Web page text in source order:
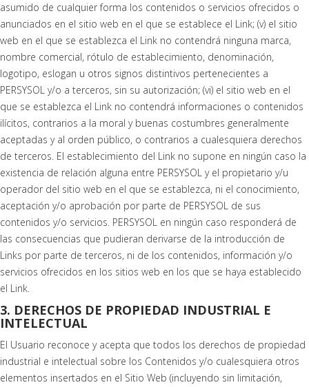
asumido de cualquier forma los contenidos o servicios ofrecidos o
anunciados en el sitio web en el que se establece el Link; (v) el sitio
web en el que se establezca el Link no contendrá ninguna marca,
nombre comercial, rótulo de establecimiento, denominación,
logotipo, eslogan u otros signos distintivos pertenecientes a
PERSYSOL y/o a terceros, sin su autorización; (vi) el sitio web en el
que se establezca el Link no contendrá informaciones o contenidos
ilícitos, contrarios a la moral y buenas costumbres generalmente
aceptadas y al orden público, o contrarios a cualesquiera derechos
de terceros. El establecimiento del Link no supone en ningún caso la
existencia de relación alguna entre PERSYSOL y el propietario y/u
operador del sitio web en el que se establezca, ni el conocimiento,
aceptación y/o aprobación por parte de PERSYSOL de sus
contenidos y/o servicios. PERSYSOL en ningún caso responderá de
las consecuencias que pudieran derivarse de la introducción de
Links por parte de terceros, ni de los contenidos, información y/o
servicios ofrecidos en los sitios web en los que se haya establecido
el Link.
3. DERECHOS DE PROPIEDAD INDUSTRIAL E
INTELECTUAL
El Usuario reconoce y acepta que todos los derechos de propiedad
industrial e intelectual sobre los Contenidos y/o cualesquiera otros
elementos insertados en el Sitio Web (incluyendo sin limitación,